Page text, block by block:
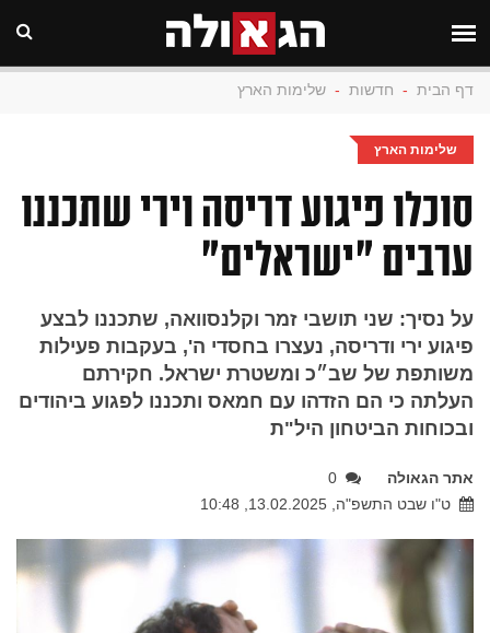
דף הבית - חדשות - שלימות הארץ
שלימות הארץ
סוכלו פיגוע דריסה וירי שתכננו
ערבים "ישראלים"
על נסיך: שני תושבי זמר וקלנסוואה, שתכננו לבצע
פיגוע ירי ודריסה, נעצרו בחסדי ה', בעקבות פעילות
משותפת של שב״כ ומשטרת ישראל. חקירתם
העלתה כי הם הזדהו עם חמאס ותכננו לפגוע ביהודים
ובכוחות הביטחון היל"ת
אתר הגאולה
0
ט"ו שבט התשפ"ה, 13.02.2025, 10:48